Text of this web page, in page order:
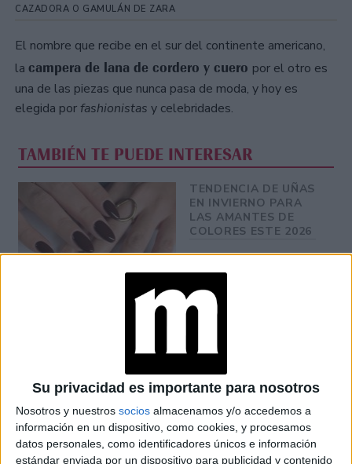
Su privacidad es importante para nosotros
Nosotros y nuestros socios almacenamos y/o accedemos a
información en un dispositivo, como cookies, y procesamos
datos personales, como identificadores únicos e información
estándar enviada por un dispositivo para publicidad y contenido
CAZADORA O GAMULÁN DE ZARA
El nombre que recibe en el sur del continente americano,
la campera de lana de cordero y cuero por el otro es
una de las piezas que nunca pasa de moda, y hoy es
elegida por fashionistas y celebridades.
TAMBIÉN TE PUEDE INTERESAR
TENDENCIA DE UÑAS
EN INVIERNO PARA
LAS AMANTES DE
COLORES ESTE 2026
LAS 5 PRENDAS
PARISINAS QUE
IMPORTAR LA
TENDENCIAS DE
VERANO 2026: LOS
VESTIDOS
SOÑADOS
LLEGARON A ZARA Y